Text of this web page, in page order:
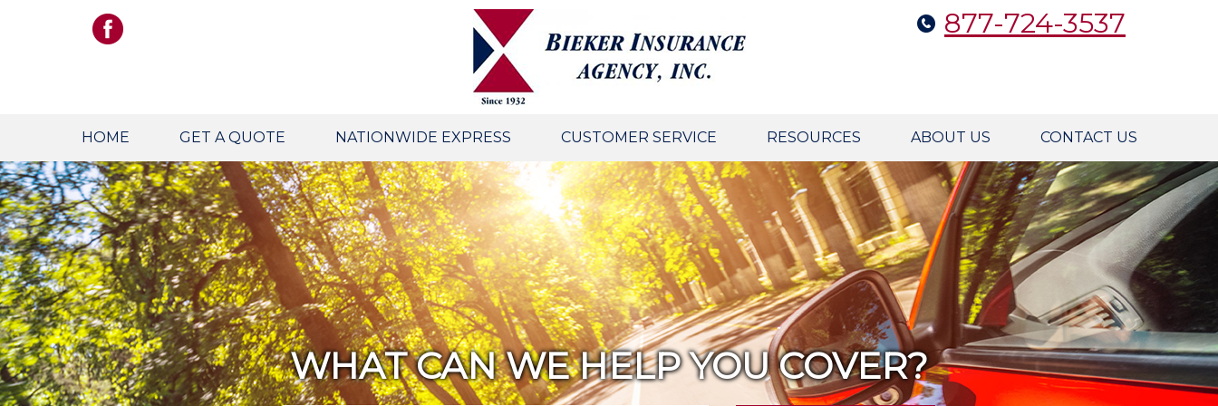
877-724-3537
HOME GET A QUOTE NATIONWIDE EXPRESS CUSTOMER SERVICE RESOURCES ABOUT US CONTACT US
WHAT CAN WE HELP YOU COVER?